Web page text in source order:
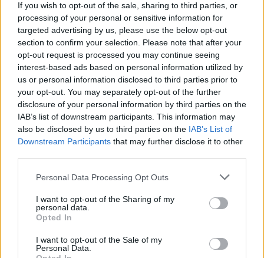
If you wish to opt-out of the sale, sharing to third parties, or
processing of your personal or sensitive information for
targeted advertising by us, please use the below opt-out
section to confirm your selection. Please note that after your
opt-out request is processed you may continue seeing
interest-based ads based on personal information utilized by
us or personal information disclosed to third parties prior to
your opt-out. You may separately opt-out of the further
disclosure of your personal information by third parties on the
IAB’s list of downstream participants. This information may
also be disclosed by us to third parties on the IAB’s List of
Downstream Participants that may further disclose it to other
Please note that this website/app uses one or more Google
not limited to your visit or usage behaviour. You may click to
grant or deny consent to Google and its third-party tags to
use your data for below specified purposes in below Google
consent section.
Personal Data Processing Opt Outs
I want to opt-out of the Sharing of my
personal data.
Opted In
I want to opt-out of the Sale of my
Personal Data.
In un contesto in cui la digitalizzazione è sempre
più al centro delle strategie aziendali, questo bando
rappresenta un’opportunità imperdibile per le PMI
emiliano-romagnole. La sfida ora è cogliere questa
occasione e trasformare le idee in realtà,
approfittando del sostegno regionale per crescere
e innovare.
AUTORE
AiAdhubMedia